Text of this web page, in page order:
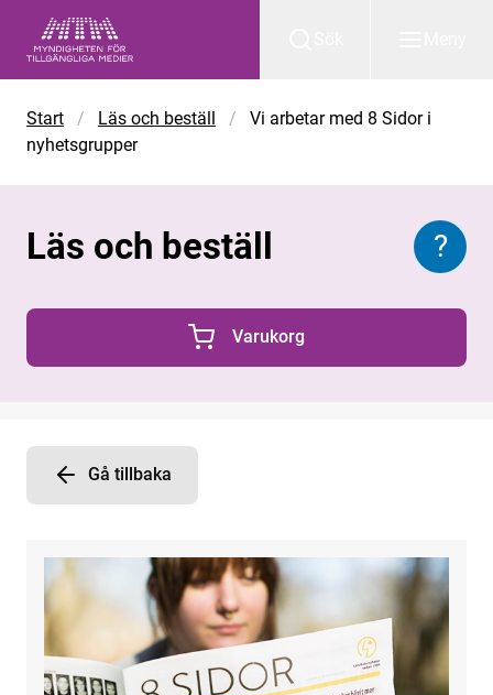
Start / Läs och beställ /
Vi arbetar med 8 Sidor i
nyhetsgrupper
Läs och beställ ?
0 Produkter i varukorgen
Varukorg
Gå tillbaka